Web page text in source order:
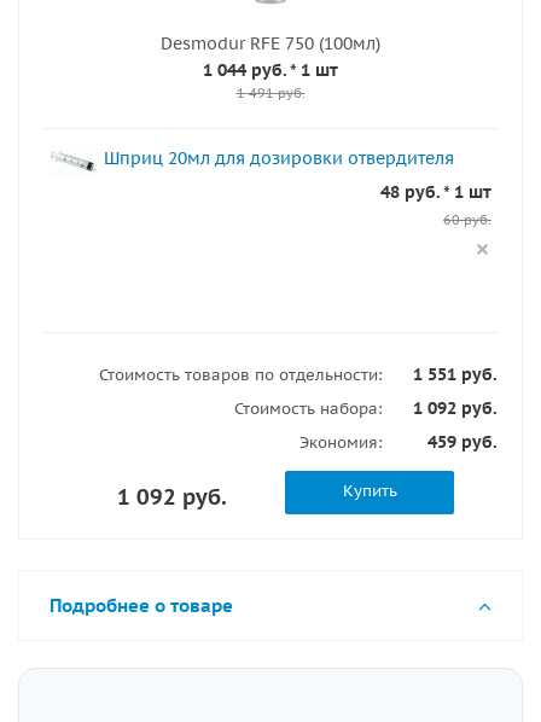
Desmodur RFE 750 (100мл)
1 044 руб.* 1 шт
1 491 руб.
Шприц 20мл для дозировки отвердителя
48 руб. * 1 шт
60 руб.
Стоимость товаров по отдельности: 1 551 руб.
Стоимость набора: 1 092 руб.
Экономия: 459 руб.
1 092 руб. Купить
Подробнее о товаре